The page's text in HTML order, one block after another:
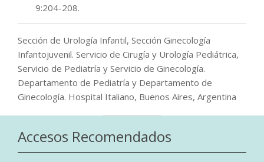
9:204-208.
Sección de Urología Infantil, Sección Ginecología
Infantojuvenil. Servicio de Cirugía y Urología Pediátrica,
Servicio de Pediatría y Servicio de Ginecología.
Departamento de Pediatría y Departamento de
Ginecología. Hospital Italiano, Buenos Aires, Argentina
Accesos Recomendados